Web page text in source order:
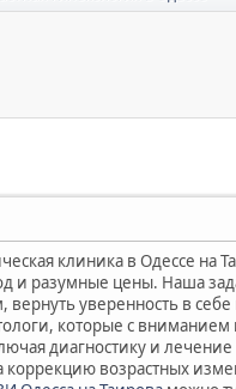
клиника в Одессе
и разумные цены. Наша
вернуть уверенность в
которые с
диагностику и
возрастных